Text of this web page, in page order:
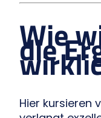
Wie
die
Hier kursieren